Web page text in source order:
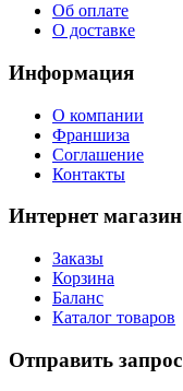
Об оплате
О доставке
Информация
О компании
Франшиза
Соглашение
Контакты
Интернет магазин
Заказы
Корзина
Баланс
Каталог товаров
Отправить запрос